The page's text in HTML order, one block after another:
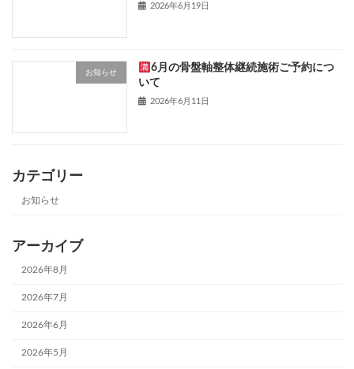
2026年6月19日
お知らせ
6月の骨盤軸整体継続施術ご予約につ
いて
2026年6月11日
カテゴリー
お知らせ
アーカイブ
2026年8月
2026年7月
2026年6月
2026年5月